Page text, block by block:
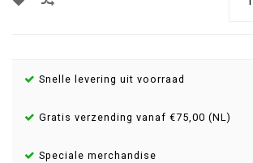
Snelle levering uit voorraad
Gratis verzending vanaf €75,00 (NL)
Speciale merchandise